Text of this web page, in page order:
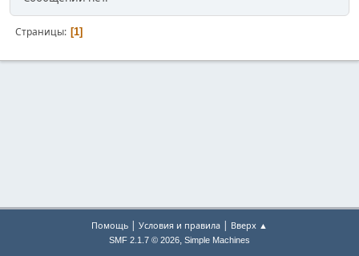
Страницы 1
Помощь | Условия и правила | Вверх ▲
SMF 2.1.7 © 2026, Simple Machines